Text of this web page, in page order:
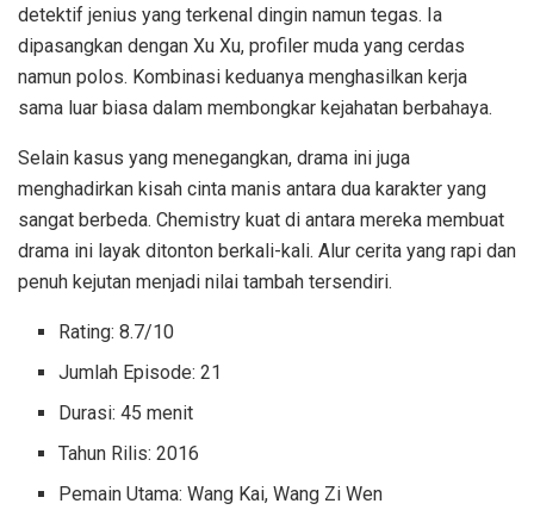
detektif jenius yang terkenal dingin namun tegas. Ia
dipasangkan dengan Xu Xu, profiler muda yang cerdas
namun polos. Kombinasi keduanya menghasilkan kerja
sama luar biasa dalam membongkar kejahatan berbahaya.
Selain kasus yang menegangkan, drama ini juga
menghadirkan kisah cinta manis antara dua karakter yang
sangat berbeda. Chemistry kuat di antara mereka membuat
drama ini layak ditonton berkali-kali. Alur cerita yang rapi dan
penuh kejutan menjadi nilai tambah tersendiri.
Rating: 8.7/10
Jumlah Episode: 21
Durasi: 45 menit
Tahun Rilis: 2016
Pemain Utama: Wang Kai, Wang Zi Wen